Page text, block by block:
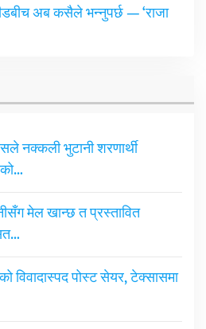
अब कसैले भन्नुपर्छ — ‘राजा
नक्कली भुटानी शरणार्थी
मेल खान्छ त प्रस्तावित
विवादास्पद पोस्ट सेयर, टेक्सासमा